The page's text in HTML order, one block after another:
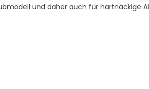
und daher auch für hartnäckige